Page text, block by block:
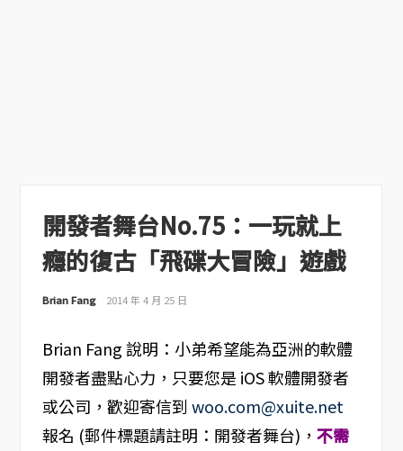
開發者舞台No.75：一玩就上
癮的復古「飛碟大冒險」遊戲
Brian Fang 2014 年 4 月 25 日
Brian Fang 說明：小弟希望能為亞洲的軟體
開發者盡點心力，只要您是 iOS 軟體開發者
或公司，歡迎寄信到 woo.com@xuite.net
報名 (郵件標題請註明：開發者舞台)， 不需